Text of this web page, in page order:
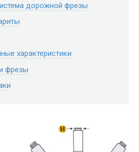
дорожной фрезы
характеристики
фрезы